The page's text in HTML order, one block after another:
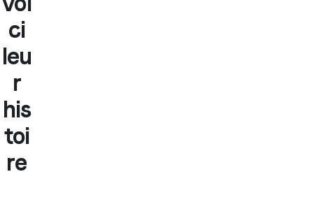
ci
leu
r
his
toi
re